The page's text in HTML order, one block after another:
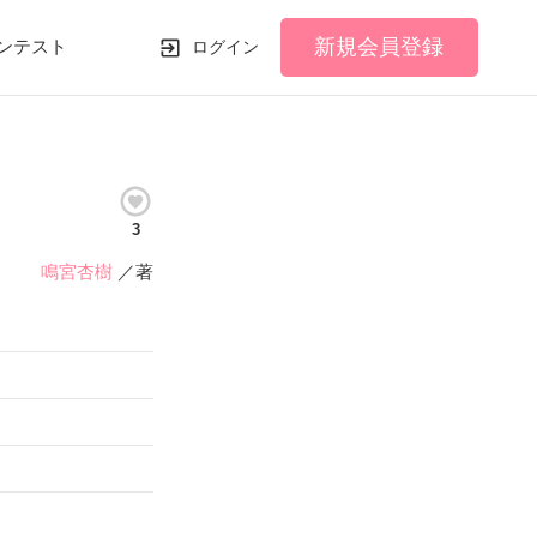
テスト ログイン 新規会員登録
3
鳴宮杏樹 ／著